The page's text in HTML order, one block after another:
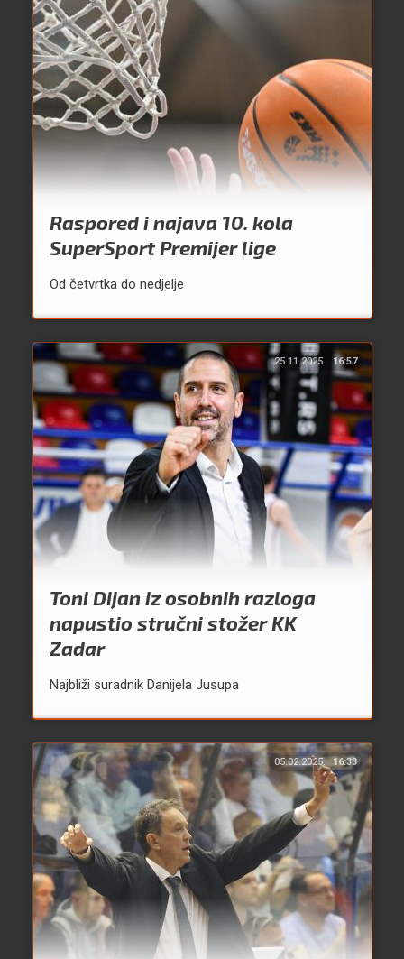
Raspored i najava 10. kola
SuperSport Premijer lige
Od četvrtka do nedjelje
25.11.2025. 16:57
Toni Dijan iz osobnih razloga
napustio stručni stožer KK
Zadar
Najbliži suradnik Danijela Jusupa
05.02.2025. 16:33